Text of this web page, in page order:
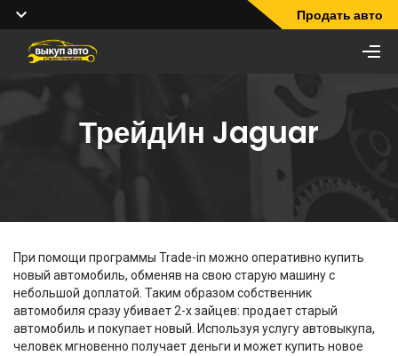
Продать авто
ТрейдИн Jaguar
При помощи программы Trade-in можно оперативно купить
новый автомобиль, обменяв на свою старую машину с
небольшой доплатой. Таким образом собственник
автомобиля сразу убивает 2-х зайцев: продает старый
автомобиль и покупает новый. Используя услугу автовыкупа,
человек мгновенно получает деньги и может купить новое